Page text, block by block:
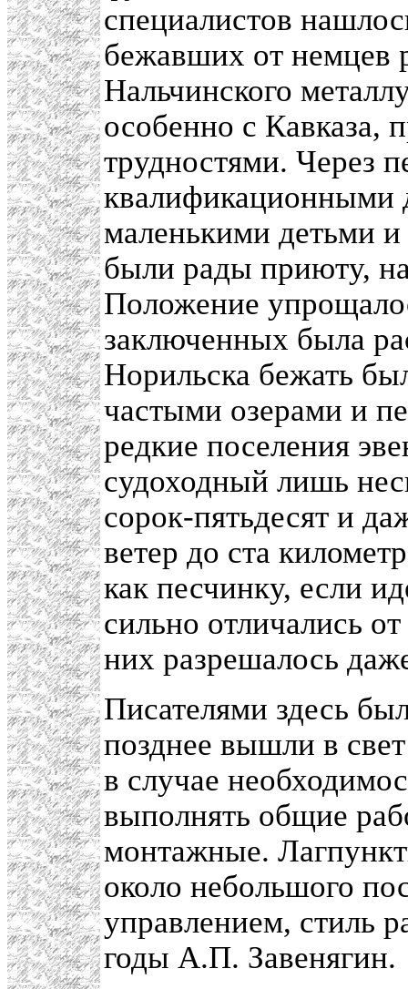
специалистов
бежавших от немцев
Нальчинского
особенно с Кавказа,
трудностями. Через
квалификационными
маленькими детьми
были рады приюту,
Положение
заключенных была
Норильска бежать
частыми озерами и
редкие поселения
судоходный лишь
сорок-пятьдесят и
ветер до ста
как песчинку, если
сильно отличались
них разрешалось
Писателями здесь
позднее вышли в
в случае
выполнять общие
монтажные.
около небольшого
управлением, стиль
годы А.П. Завенягин.